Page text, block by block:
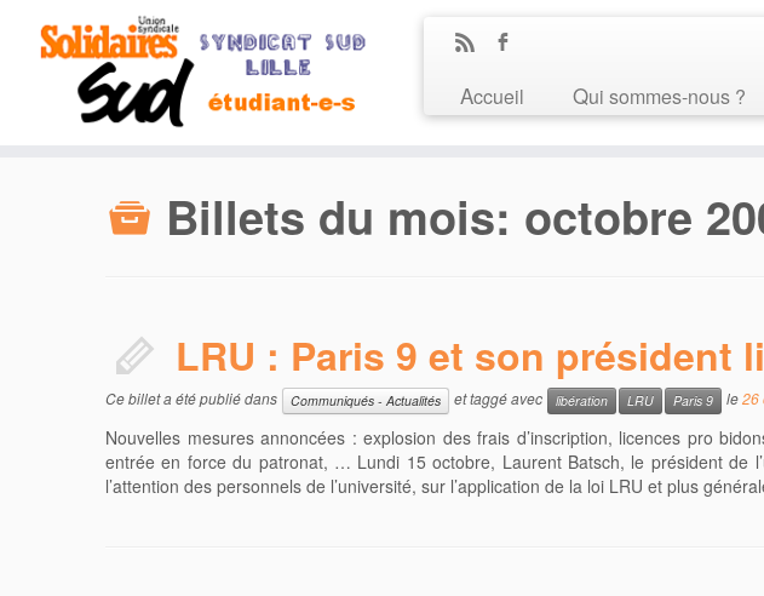
Accueil Qui sommes-nous ?
Billets du mois: octobre
LRU : Paris 9 et son président
Ce billet a été publié dans Communiqués - Actualités et taggé avec libération LRU Paris 9 le26
Nouvelles mesures annoncées : explosion des frais d’inscription, licences pro
entrée en force du patronat, … Lundi 15 octobre, Laurent Batsch, le président de
l’attention des personnels de l’université, sur l’application de la loi LRU et plus